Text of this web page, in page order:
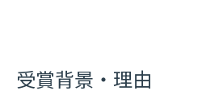
受賞背景・理由